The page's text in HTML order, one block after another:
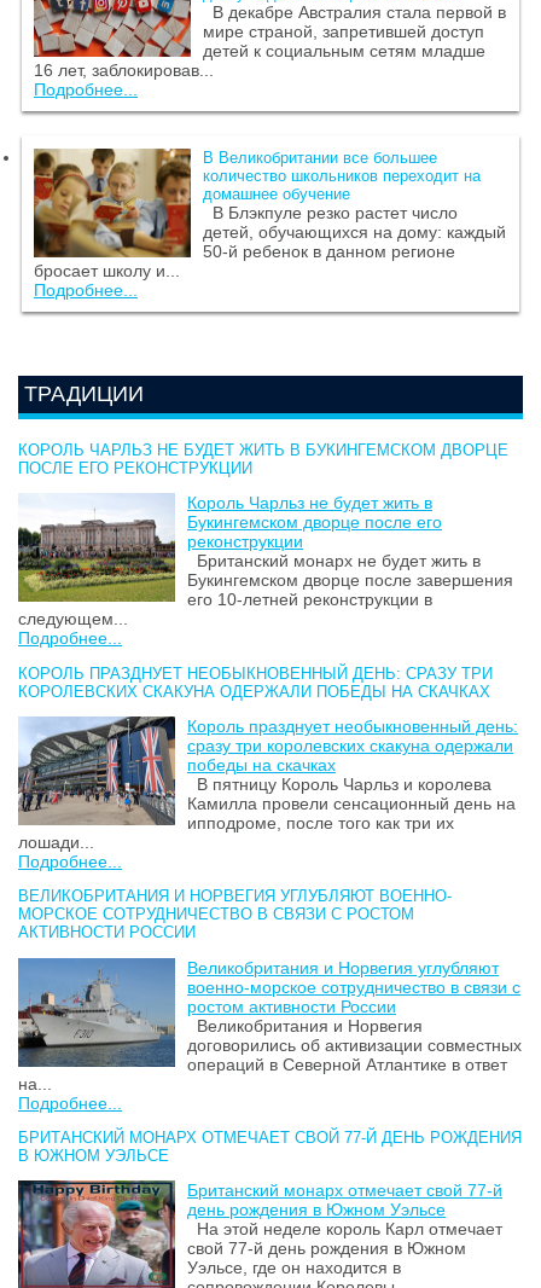
В декабре Австралия стала первой в
мире страной, запретившей доступ
детей к социальным сетям младше
16 лет, заблокировав...
Подробнее...
В Великобритании все большее
количество школьников переходит на
домашнее обучение
В Блэкпуле резко растет число
детей, обучающихся на дому: каждый
50-й ребенок в данном регионе
бросает школу и...
Подробнее...
ТРАДИЦИИ
КОРОЛЬ ЧАРЛЬЗ НЕ БУДЕТ ЖИТЬ В БУКИНГЕМСКОМ ДВОРЦЕ
ПОСЛЕ ЕГО РЕКОНСТРУКЦИИ
Король Чарльз не будет жить в
Букингемском дворце после его
реконструкции
Британский монарх не будет жить в
Букингемском дворце после завершения
его 10-летней реконструкции в
следующем...
Подробнее...
КОРОЛЬ ПРАЗДНУЕТ НЕОБЫКНОВЕННЫЙ ДЕНЬ: СРАЗУ ТРИ
КОРОЛЕВСКИХ СКАКУНА ОДЕРЖАЛИ ПОБЕДЫ НА СКАЧКАХ
Король празднует необыкновенный день:
сразу три королевских скакуна одержали
победы на скачках
В пятницу Король Чарльз и королева
Камилла провели сенсационный день на
ипподроме, после того как три их
лошади...
Подробнее...
ВЕЛИКОБРИТАНИЯ И НОРВЕГИЯ УГЛУБЛЯЮТ ВОЕННО-
МОРСКОЕ СОТРУДНИЧЕСТВО В СВЯЗИ С РОСТОМ
АКТИВНОСТИ РОССИИ
Великобритания и Норвегия углубляют
военно-морское сотрудничество в связи с
ростом активности России
Великобритания и Норвегия
договорились об активизации совместных
операций в Северной Атлантике в ответ
на...
Подробнее...
БРИТАНСКИЙ МОНАРХ ОТМЕЧАЕТ СВОЙ 77-Й ДЕНЬ РОЖДЕНИЯ
В ЮЖНОМ УЭЛЬСЕ
Британский монарх отмечает свой 77-й
день рождения в Южном Уэльсе
На этой неделе король Карл отмечает
свой 77-й день рождения в Южном
Уэльсе, где он находится в